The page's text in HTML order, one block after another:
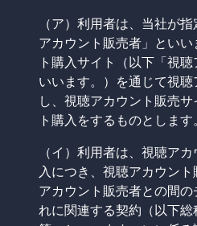
（ア）利用者は、当社が
アカウント販売者」とい
ト購入サイト（以下「視
いいます。）を通じて視
し、視聴アカウント販売
ト購入をするものとします。
（イ）利用者は、視聴ア
入につき、視聴アカウン
アカウント販売者との間
れに関連する契約（以下